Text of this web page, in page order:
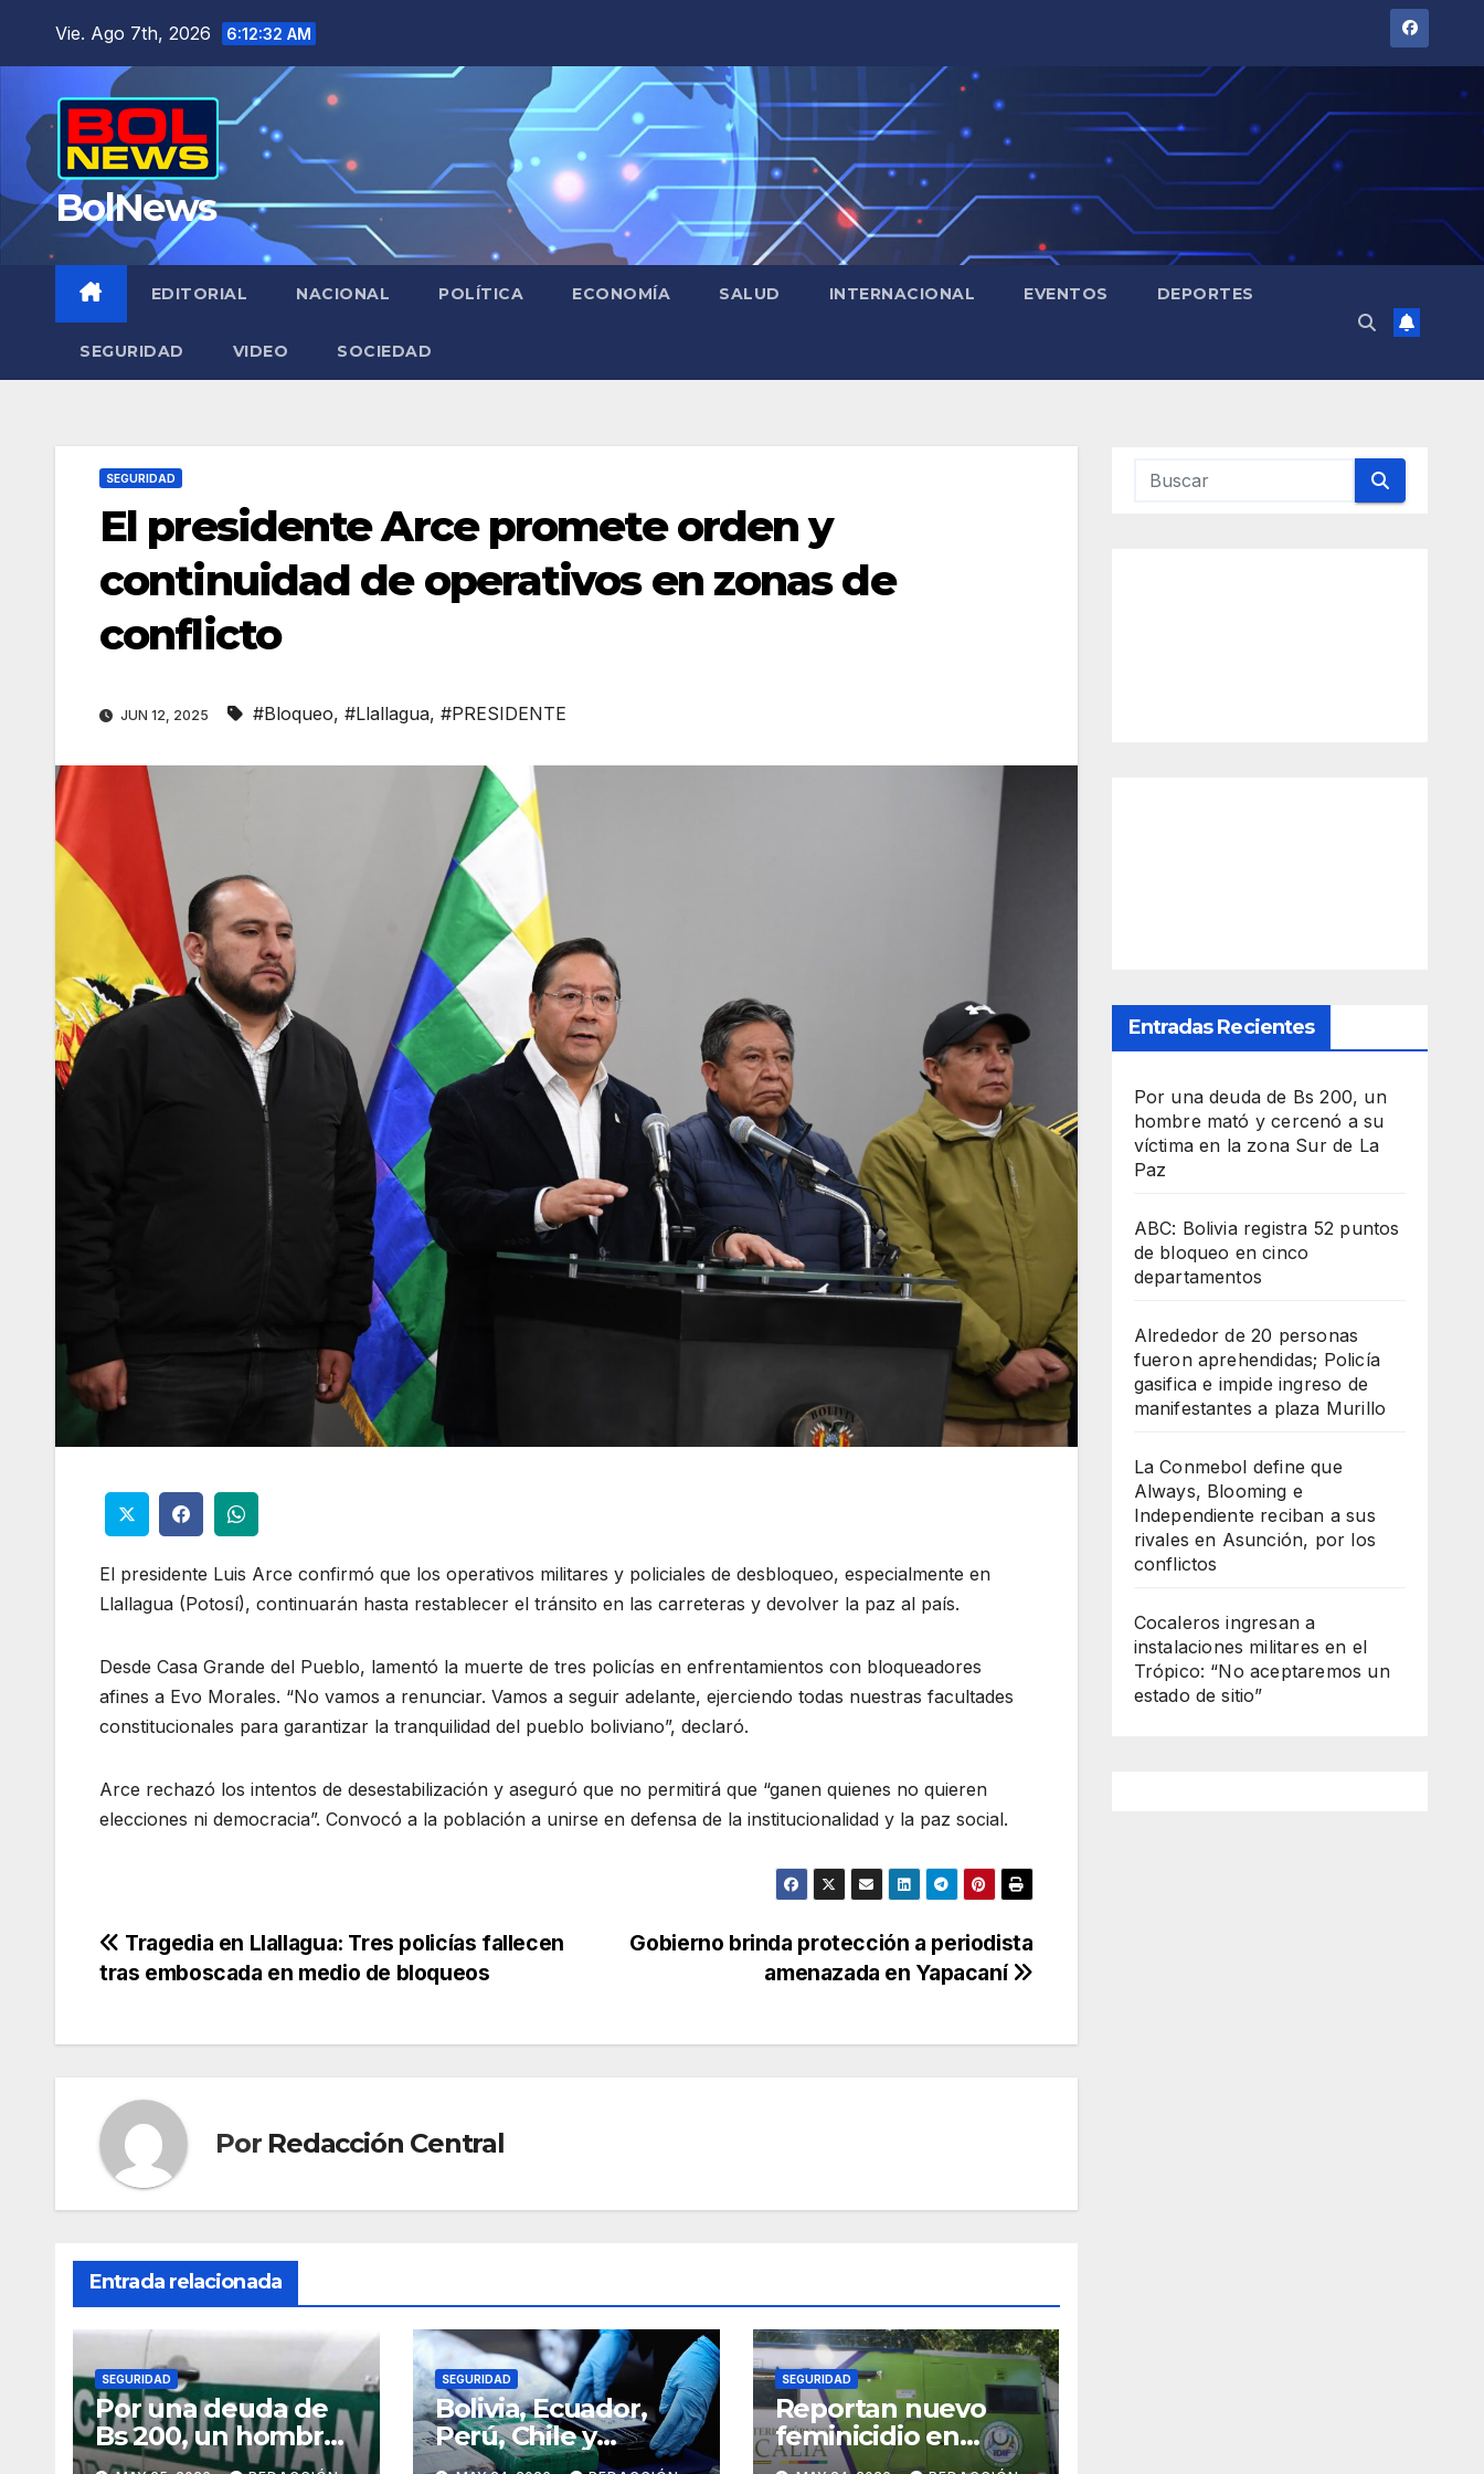
Vie. Ago 7th, 2026 6:12:33 AM
BolNews
EDITORIAL NACIONAL POLÍTICA ECONOMÍA SALUD INTERNACIONAL EVENTOS DEPORTES
SEGURIDAD VIDEO SOCIEDAD
SEGURIDAD
El presidente Arce promete orden y
continuidad de operativos en zonas de
conflicto
JUN 12, 2025 #Bloqueo, #Llallagua, #PRESIDENTE
El presidente Luis Arce confirmó que los operativos militares y policiales de desbloqueo, especialmente en
Llallagua (Potosí), continuarán hasta restablecer el tránsito en las carreteras y devolver la paz al país.
Desde Casa Grande del Pueblo, lamentó la muerte de tres policías en enfrentamientos con bloqueadores
afines a Evo Morales. “No vamos a renunciar. Vamos a seguir adelante, ejerciendo todas nuestras facultades
constitucionales para garantizar la tranquilidad del pueblo boliviano”, declaró.
Arce rechazó los intentos de desestabilización y aseguró que no permitirá que “ganen quienes no quieren
elecciones ni democracia”. Convocó a la población a unirse en defensa de la institucionalidad y la paz social.
Navegación
entradas
Gobierno brinda protección a periodista
amenazada en Yapacaní
Tragedia en Llallagua: Tres policías fallecen
tras emboscada en medio de bloqueos
Por Redacción Central
Entrada relacionada
SEGURIDAD
Por una deuda de
Bs 200, un hombre
mató y cercenó a su
SEGURIDAD
Bolivia, Ecuador,
Perú, Chile y
Argentina se
SEGURIDAD
Reportan nuevo
feminicidio en
Santa Cruz; los
Entradas Recientes
Por una deuda de Bs 200, un
hombre mató y cercenó a su
víctima en la zona Sur de La
Paz
ABC: Bolivia registra 52 puntos
de bloqueo en cinco
departamentos
Alrededor de 20 personas
fueron aprehendidas; Policía
gasifica e impide ingreso de
manifestantes a plaza Murillo
La Conmebol define que
Always, Blooming e
Independiente reciban a sus
rivales en Asunción, por los
conflictos
Cocaleros ingresan a
instalaciones militares en el
Trópico: “No aceptaremos un
estado de sitio”